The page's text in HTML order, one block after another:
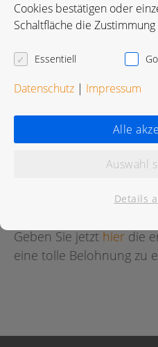
Karte in Google Maps
Bewertungen
Geben Sie jetzt hier die
eine tolle Belohnung zu
Cookies bestätigen oder
Schaltfläche die
Essentiell
Datenschutz | Impressum
Alle
Auswahl
Details